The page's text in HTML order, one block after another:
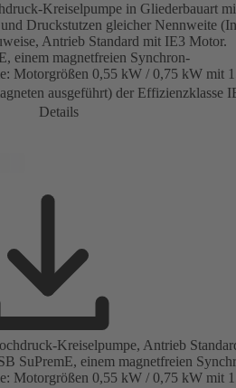
Kreiselpumpe in Gliederbauart
Druckstutzen gleicher Nennweite
Antrieb Standard mit IE3 Motor.
einem magnetfreien Synchron-
Motorgrößen 0,55 kW / 0,75 kW mit
ausgeführt) der Effizienzklasse
2016, für den Betrieb am
PumpDrive 2 oder KSB
entsprechend EN 50347,
Details
Kreiselpumpe, Antrieb
SuPremE, einem magnetfreien
Motorgrößen 0,55 kW / 0,75 kW mit